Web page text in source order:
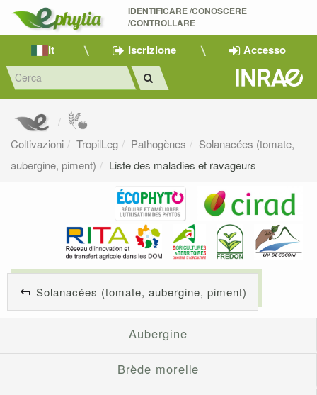
IDENTIFICARE /CONOSCERE
/CONTROLLARE
It Iscrizione Accesso
Coltivazioni TropilLeg Pathogènes
Solanacées (tomate,
aubergine, piment)
Liste des maladies et ravageurs
Solanacées (tomate, aubergine, piment)
Aubergine
Brède morelle